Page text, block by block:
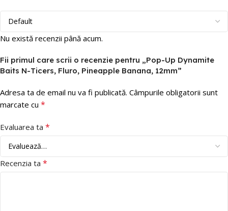
Nu există recenzii până acum.
Fii primul care scrii o recenzie pentru „Pop-Up Dynamite
Baits N-Ticers, Fluro, Pineapple Banana, 12mm”
Adresa ta de email nu va fi publicată. Câmpurile obligatorii sunt
marcate cu *
Evaluarea ta *
Recenzia ta *